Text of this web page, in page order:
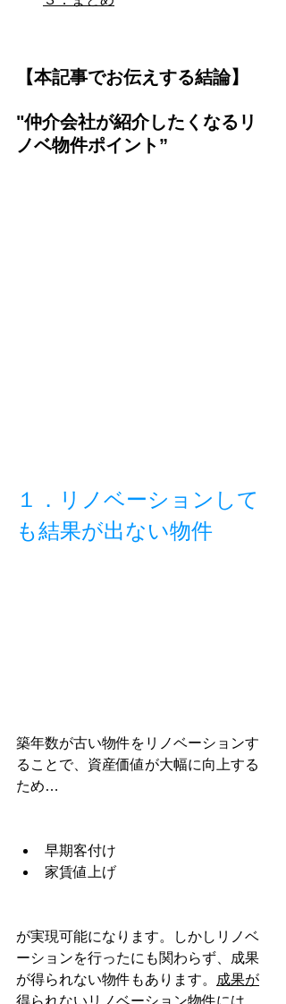
【本記事でお伝えする結論】
"仲介会社が紹介したくなるリ
ノベ物件ポイント”
１．リノベーションして
も結果が出ない物件
築年数が古い物件をリノベーションす
ることで、資産価値が大幅に向上する
ため…
早期客付け
家賃値上げ
が実現可能になります。しかしリノベ
ーションを行ったにも関わらず、成果
が得られない物件もあります。
成果が
得られないリノベーション物件には、